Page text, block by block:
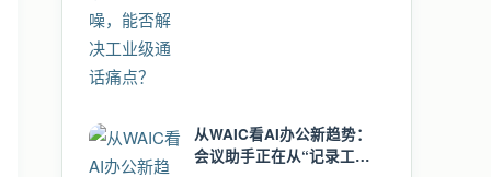
从WAIC看AI办公新趋势：
会议助手正在从“记录工具”